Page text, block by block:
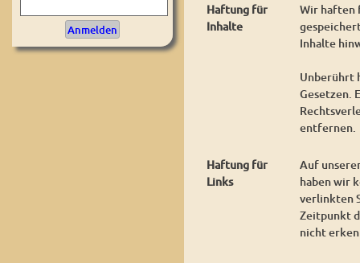
Haftung für
Inhalte
Wir haften
Inhalte
Unberührt
Gesetzen.
entfernen.
Haftung für
Links
Auf
haben wir
verlinkten
Zeitpunkt
nicht